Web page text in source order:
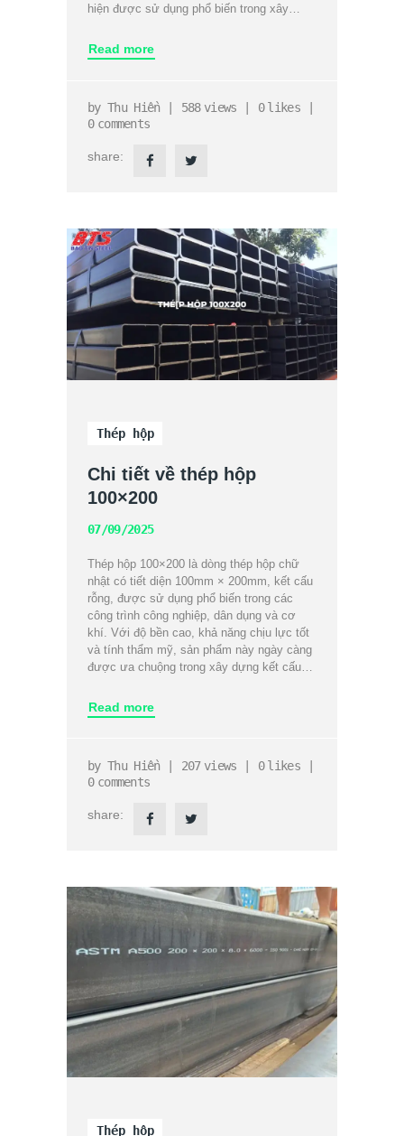
hiện được sử dụng phổ biến trong xây…
Read more
byThu Hiền 588 views 0 likes
0 comments
share:
Thép hộp
Chi tiết về thép hộp
100×200
07/09/2025
Thép hộp 100×200 là dòng thép hộp chữ
nhật có tiết diện 100mm × 200mm, kết cấu
rỗng, được sử dụng phổ biến trong các
công trình công nghiệp, dân dụng và cơ
khí. Với độ bền cao, khả năng chịu lực tốt
và tính thẩm mỹ, sản phẩm này ngày càng
được ưa chuộng trong xây dựng kết cấu…
Read more
byThu Hiền 207 views 0 likes
0 comments
share:
Thép hộp